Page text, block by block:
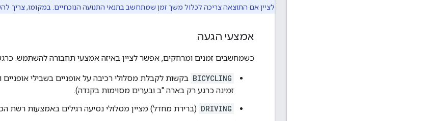
לציין אם התוצאה צריכה לכלול משך זמן שמתחשב בתנאי התנועה הנוכחיים. במקומו, צריך
אמצעי הגעה
כשמחשבים זמנים ומרחקים, אפשר לציין באיזה אמצעי תחבורה להשתמש.
BICYCLING בקשות לקבלת מסלולי רכיבה על אופניים בשבילי
זמינה כרגע רק בארה "ב ובערים מסוימות בקנדה).
DRIVING (ברירת מחדל) מציין מסלולי נסיעה רגילים באמצעות רשת